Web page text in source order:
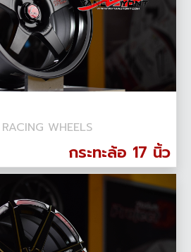
WHEELS
กระทะล้อ 17 นิ้ว